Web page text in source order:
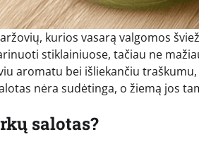
kurios vasarą valgomos
stiklainiuose, tačiau ne
aromatu bei išliekančiu
nėra sudėtinga, o žiemą jos
salotas?